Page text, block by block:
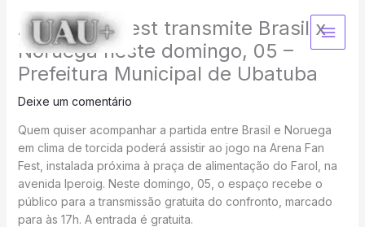
conteúdo
Arena Fan Fest transmite Brasil x
Noruega neste domingo, 05 –
Prefeitura Municipal de Ubatuba
Deixe um comentário
Quem quiser acompanhar a partida entre Brasil e Noruega
em clima de torcida poderá assistir ao jogo na Arena Fan
Fest, instalada próxima à praça de alimentação do Farol, na
avenida Iperoig. Neste domingo, 05, o espaço recebe o
público para a transmissão gratuita do confronto, marcado
para às 17h. A entrada é gratuita.